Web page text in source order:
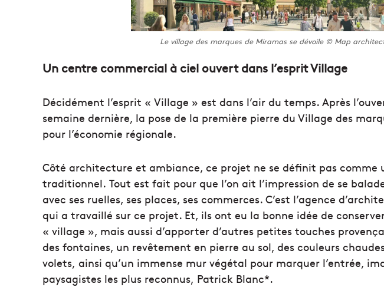
Le village des marques de Miramas se dévoile © Map
Un centre commercial à ciel ouvert dans l’esprit Village
Décidément l’esprit « Village » est dans l’air du temps. Après
semaine dernière, la pose de la première pierre du Village des
pour l’économie régionale.
Côté architecture et ambiance, ce projet ne se définit pas comme
traditionnel. Tout est fait pour que l’on ait l’impression de se
avec ses ruelles, ses places, ses commerces. C’est l’agence
qui a travaillé sur ce projet. Et, ils ont eu la bonne idée de
« village », mais aussi d’apporter d’autres petites touches
des fontaines, un revêtement en pierre au sol, des couleurs
volets, ainsi qu’un immense mur végétal pour marquer l’entrée,
paysagistes les plus reconnus, Patrick Blanc*.